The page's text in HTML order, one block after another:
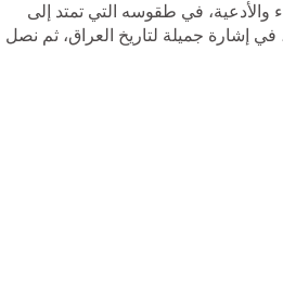
والأدعية، في طقوسه التي تمتد إلى
في إشارة جميلة لتاريخ العراق، ثم نصل